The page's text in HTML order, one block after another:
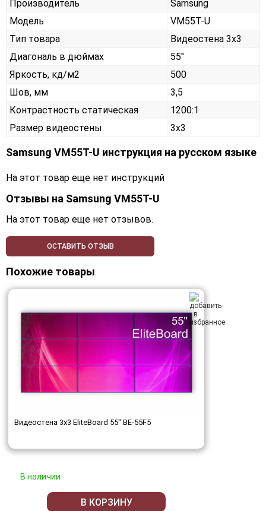
Производитель
Samsung
Модель
VM55T-U
Тип товара
Видеостена 3х3
Диагональ в дюймах
55"
Яркость, кд/м2
500
Шов, мм
3,5
Контрастность статическая
1200:1
Размер видеостены
3x3
Samsung VM55T-U инструкция на русском языке
На этот товар еще нет инструкций
Отзывы на Samsung VM55T-U
На этот товар еще нет отзывов.
ОСТАВИТЬ ОТЗЫВ
Похожие товары
Видеостена 3x3 EliteBoard 55" BE-55F5
В наличии
В КОРЗИНУ